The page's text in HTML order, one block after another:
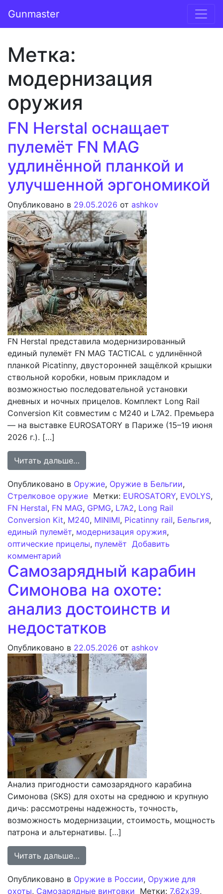
Основная навигация
Gunmaster
Метка:
модернизация
оружия
FN Herstal оснащает
пулемёт FN MAG
удлинённой планкой и
улучшенной эргономикой
Опубликовано в 29.05.2026 от ashkov
FN Herstal представила модернизированный
единый пулемёт FN MAG TACTICAL с удлинённой
планкой Picatinny, двусторонней защёлкой крышки
ствольной коробки, новым прикладом и
возможностью последовательной установки
дневных и ночных прицелов. Комплект Long Rail
Conversion Kit совместим с M240 и L7A2. Премьера
— на выставке EUROSATORY в Париже (15–19 июня
2026 г.). […]
Читать дальше…
Опубликовано в Оружие, Оружие в Бельгии,
Стрелковое оружие Метки: EUROSATORY, EVOLYS,
FN Herstal, FN MAG, GPMG, L7A2, Long Rail
Conversion Kit, M240, MINIMI, Picatinny rail, Бельгия,
единый пулемёт, модернизация оружия,
оптические прицелы, пулемёт Добавить
комментарий
Самозарядный карабин
Симонова на охоте:
анализ достоинств и
недостатков
Опубликовано в 22.05.2026 от ashkov
Анализ пригодности самозарядного карабина
Симонова (SKS) для охоты на среднюю и крупную
дичь: рассмотрены надежность, точность,
возможность модернизации, стоимость, мощность
патрона и альтернативы. […]
Читать дальше…
Опубликовано в Оружие в России, Оружие для
охоты, Самозарядные винтовки Метки: 7.62x39,